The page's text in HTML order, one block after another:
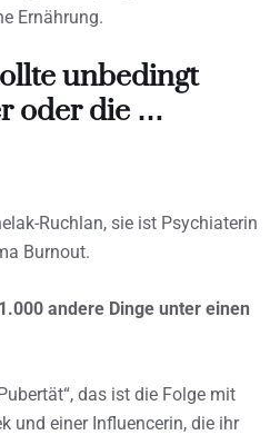
Ernährung.
unbedingt
oder die …
Ruchlan, sie ist Psychiaterin
Burnout.
andere Dinge unter einen
das ist die Folge mit
und einer Influencerin, die ihr